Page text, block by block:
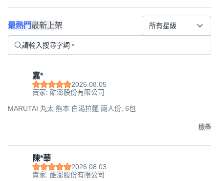
最熱門最新上架 所有星級
嘉*
2026.08.05
賣家: 酷澎股份有限公司
MARUTAI 丸太 熊本 白湯拉麵 兩人份, 6包
檢舉
陳*華
2026.08.03
賣家: 酷澎股份有限公司